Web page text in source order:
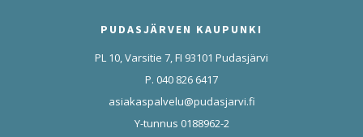
PUDASJÄRVEN KAUPUNKI
PL 10, Varsitie 7, FI 93101 Pudasjärvi
P. 040 826 6417
asiakaspalvelu@pudasjarvi.fi
Y-tunnus 0188962-2